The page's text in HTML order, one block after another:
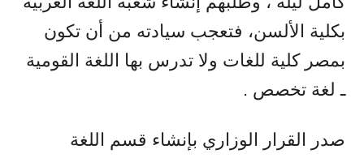
بكلية الألسن، فتعجب سيادته من أن تكون
بمصر كلية للغات ولا تدرس بها اللغة القومية
ـ لغة تخصص .
صدر القرار الوزاري بإنشاء قسم اللغة